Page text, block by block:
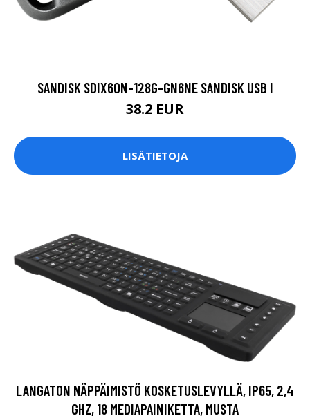
SANDISK SDIX60N-128G-GN6NE SANDISK USB I
38.2 EUR
LISÄTIETOJA
LANGATON NÄPPÄIMISTÖ KOSKETUSLEVYLLÄ, IP65, 2,4
GHZ, 18 MEDIAPAINIKETTA, MUSTA